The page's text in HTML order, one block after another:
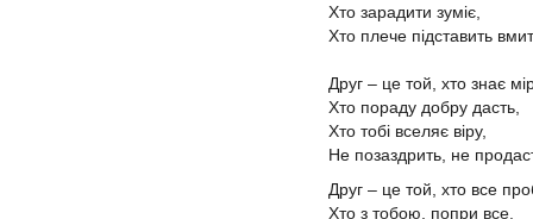
Хто зарадити зуміє,
Хто плече підставить
Друг – це той, хто знає
Хто пораду добру дасть,
Хто тобі вселяє віру,
Не позаздрить, не
Друг – це той, хто все
Хто з тобою, попри все.